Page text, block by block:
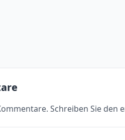
Schreiben Sie den